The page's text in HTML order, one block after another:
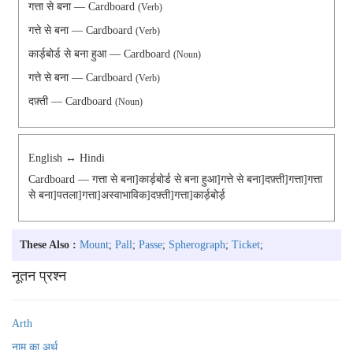
गत्ता से बना — Cardboard (Verb)
गत्ते से बना — Cardboard (Verb)
कार्ड़बोर्ड से बना हुआ — Cardboard (Noun)
गत्ते से बना — Cardboard (Verb)
दफ़्ती — Cardboard (Noun)
English ↔ Hindi
Cardboard — गत्ता से बना]कार्ड़बोर्ड से बना हुआ]गत्ते से बना]दफ़्ती]गत्ता]गत्ता
से बना]पतला]गत्ता]अस्वाभाविक]दफ़्ती]गत्ता]कार्ड़बोर्ड़
These Also : Mount; Pall; Passe; Spherograph; Ticket;
नूतन प्रश्न
Arth
नाम का अर्थ